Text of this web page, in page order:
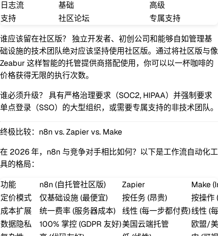
日志流 基础
高级
支持
社区论坛
专属支持
谁应该留在社区版？ 独立开发者、初创公司和能够自如管理基
础设施的技术团队绝对应该坚持使用社区版。通过将社区版与像
Zeabur 这样智能的托管提供商搭配使用，你可以以一杯咖啡的
价格获得无限的执行次数。
谁必须升级？ 具有严格治理要求（SOC2, HIPAA）并强制要求
单点登录（SSO）的大型组织，或需要专属支持的非技术团队。
终极比较：n8n vs. Zapier vs. Make
在 2026 年，n8n 与竞争对手相比如何？以下是工作流自动化工
具的格局：
功能
n8n (自托管社区版) Zapier
Make
定价模式
仅基础设施(最便宜) 按任务 (昂贵)
按操作
成本扩展
统一费率 (服务器成本) 线性 (每一步都付费)线性 (
数据隐私
100% 掌控(GDPR 友好)美国云端托管
欧盟/